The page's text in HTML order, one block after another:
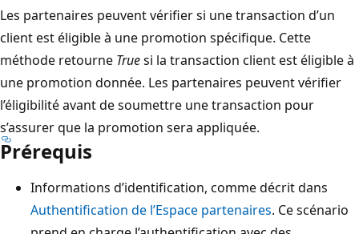
Les partenaires peuvent vérifier si une transaction d’un
client est éligible à une promotion spécifique. Cette
méthode retourne Truesi la transaction client est éligible à
une promotion donnée. Les partenaires peuvent vérifier
l’éligibilité avant de soumettre une transaction pour
s’assurer que la promotion sera appliquée.
Prérequis
Informations d’identification, comme décrit dans
Authentification de l’Espace partenaires. Ce scénario